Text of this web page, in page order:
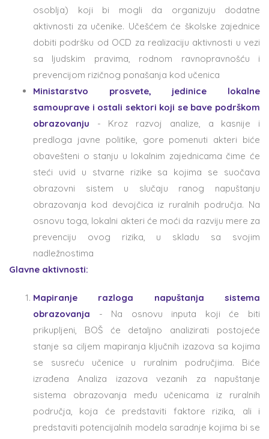
osoblja) koji bi mogli da organizuju dodatne
aktivnosti za učenike. Učešćem će školske zajednice
dobiti podršku od OCD za realizaciju aktivnosti u vezi
sa ljudskim pravima, rodnom ravnopravnošću i
prevencijom rizičnog ponašanja kod učenica
Ministarstvo prosvete, jedinice lokalne
samouprave i ostali sektori koji se bave podrškom
obrazovanju - Kroz razvoj analize, a kasnije i
predloga javne politike, gore pomenuti akteri biće
obavešteni o stanju u lokalnim zajednicama čime će
steći uvid u stvarne rizike sa kojima se suočava
obrazovni sistem u slučaju ranog napuštanju
obrazovanja kod devojčica iz ruralnih područja. Na
osnovu toga, lokalni akteri će moći da razviju mere za
prevenciju ovog rizika, u skladu sa svojim
nadležnostima
Glavne aktivnosti:
Mapiranje razloga napuštanja sistema
obrazovanja - Na osnovu inputa koji će biti
prikupljeni, BOŠ će detaljno analizirati postojeće
stanje sa ciljem mapiranja ključnih izazova sa kojima
se susreću učenice u ruralnim područjima. Biće
izrađena Analiza izazova vezanih za napuštanje
sistema obrazovanja među učenicama iz ruralnih
područja, koja će predstaviti faktore rizika, ali i
predstaviti potencijalnih modela saradnje kojima bi se